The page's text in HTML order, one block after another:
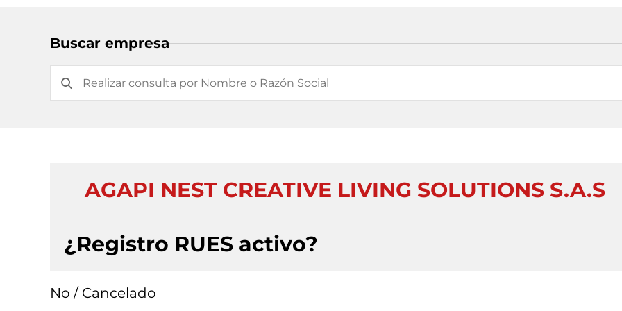
Buscar empresa
AGAPI NEST CREATIVE LIVING SOLUTIONS S.A.S
¿Registro RUES activo?
No / Cancelado